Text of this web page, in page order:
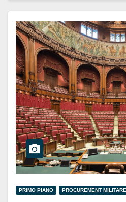
PRIMO PIANO PROCUREMENT MILITARE